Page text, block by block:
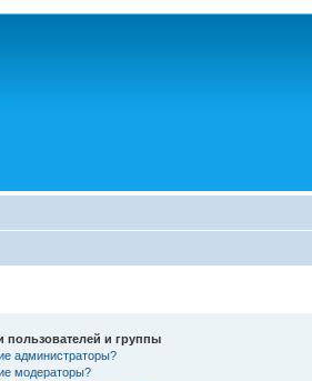
пользователей и группы
администраторы?
модераторы?